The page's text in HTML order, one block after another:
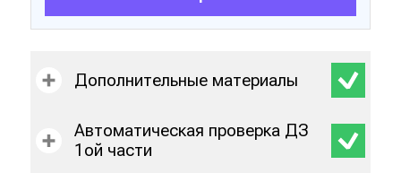
Дополнительные материалы
Автоматическая проверка ДЗ
1ой части